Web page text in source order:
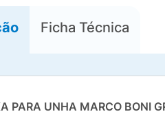
Ficha Técnica
PARA UNHA MARCO BONI